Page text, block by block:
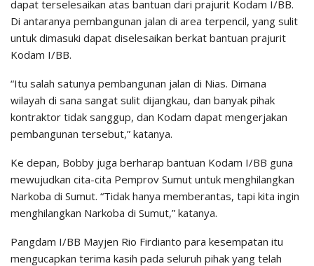
dapat terselesaikan atas bantuan dari prajurit Kodam I/BB.
Di antaranya pembangunan jalan di area terpencil, yang sulit
untuk dimasuki dapat diselesaikan berkat bantuan prajurit
Kodam I/BB.
“Itu salah satunya pembangunan jalan di Nias. Dimana
wilayah di sana sangat sulit dijangkau, dan banyak pihak
kontraktor tidak sanggup, dan Kodam dapat mengerjakan
pembangunan tersebut,” katanya.
Ke depan, Bobby juga berharap bantuan Kodam I/BB guna
mewujudkan cita-cita Pemprov Sumut untuk menghilangkan
Narkoba di Sumut. “Tidak hanya memberantas, tapi kita ingin
menghilangkan Narkoba di Sumut,” katanya.
Pangdam I/BB Mayjen Rio Firdianto para kesempatan itu
mengucapkan terima kasih pada seluruh pihak yang telah